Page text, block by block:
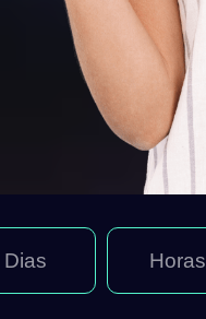
Dias Horas